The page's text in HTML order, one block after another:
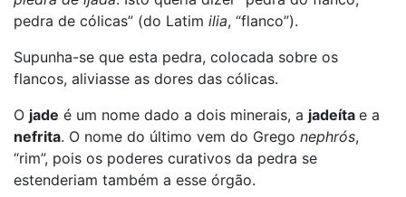
pedra de cólicas” (do Latim ilia, “flanco”).
Supunha-se que esta pedra, colocada sobre os
flancos, aliviasse as dores das cólicas.
O jade é um nome dado a dois minerais, a jadeíta e a
nefrita. O nome do último vem do Grego nephrós,
“rim”, pois os poderes curativos da pedra se
estenderiam também a esse órgão.